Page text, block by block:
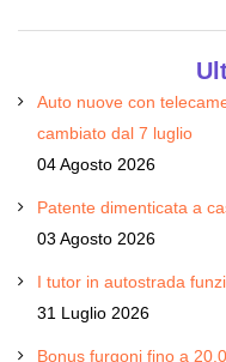
Auto nuove con
cambiato dal 7 luglio
04 Agosto 2026
Patente dimenticata a
03 Agosto 2026
I tutor in autostrada
31 Luglio 2026
Bonus furgoni fino a